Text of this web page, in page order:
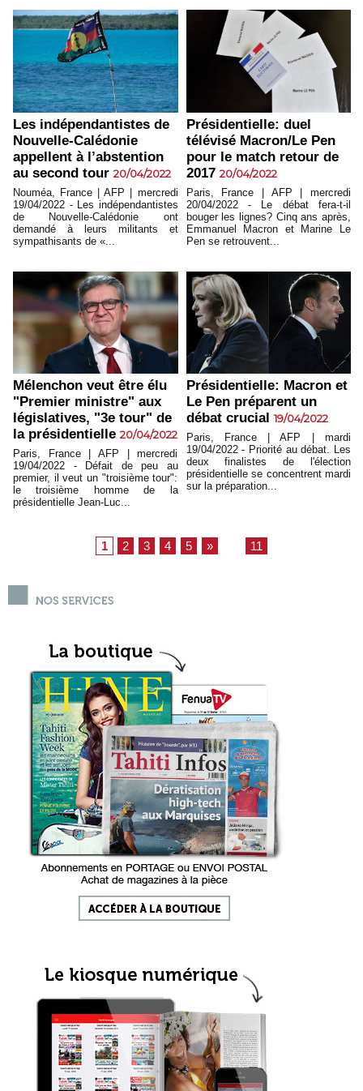
Les indépendantistes de
Nouvelle-Calédonie
appellent à l’abstention
au second tour 20/04/2022
Nouméa, France | AFP | mercredi
19/04/2022 - Les indépendantistes
de Nouvelle-Calédonie ont
demandé à leurs militants et
sympathisants de «...
Présidentielle: duel
télévisé Macron/Le Pen
pour le match retour de
2017 20/04/2022
Paris, France | AFP | mercredi
20/04/2022 - Le débat fera-t-il
bouger les lignes? Cinq ans après,
Emmanuel Macron et Marine Le
Pen se retrouvent...
Mélenchon veut être élu
"Premier ministre" aux
législatives, "3e tour" de
la présidentielle 20/04/2022
Paris, France | AFP | mercredi
19/04/2022 - Défait de peu au
premier, il veut un "troisième tour":
le troisième homme de la
présidentielle Jean-Luc...
Présidentielle: Macron et
Le Pen préparent un
débat crucial 19/04/2022
Paris, France | AFP | mardi
19/04/2022 - Priorité au débat. Les
deux finalistes de l'élection
présidentielle se concentrent mardi
sur la préparation...
1 2 3 4 5 » 11